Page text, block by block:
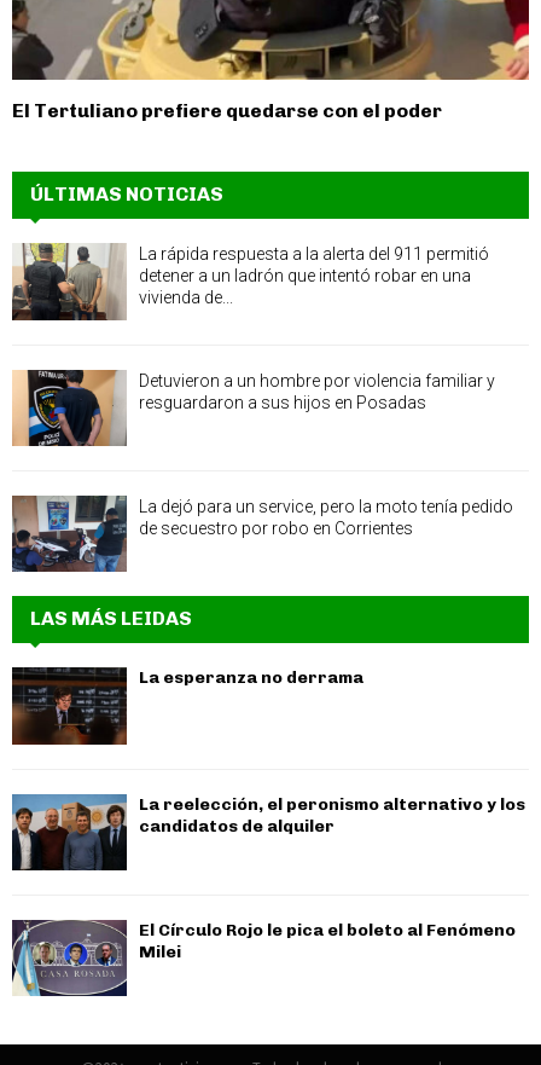
El Tertuliano prefiere quedarse con el poder
ÚLTIMAS NOTICIAS
La rápida respuesta a la alerta del 911 permitió
detener a un ladrón que intentó robar en una
vivienda de...
Detuvieron a un hombre por violencia familiar y
resguardaron a sus hijos en Posadas
La dejó para un service, pero la moto tenía pedido
de secuestro por robo en Corrientes
LAS MÁS LEIDAS
La esperanza no derrama
La reelección, el peronismo alternativo y los
candidatos de alquiler
El Círculo Rojo le pica el boleto al Fenómeno
Milei